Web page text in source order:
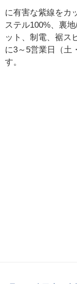
に有害な紫線をカ
ステル100%、裏
ット、制電、裾ス
に3～5営業日（土
す。